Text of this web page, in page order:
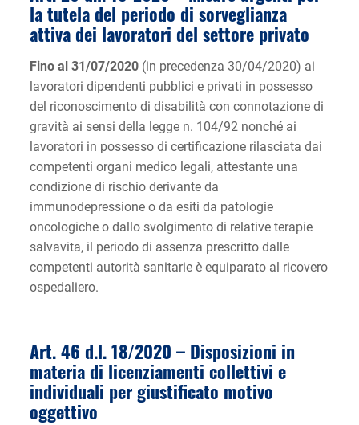
la tutela del periodo di sorveglianza
attiva dei lavoratori del settore privato
Fino al 31/07/2020(in precedenza 30/04/2020) ai
lavoratori dipendenti pubblici e privati in possesso
del riconoscimento di disabilità con connotazione di
gravità ai sensi della legge n. 104/92 nonché ai
lavoratori in possesso di certificazione rilasciata dai
competenti organi medico legali, attestante una
condizione di rischio derivante da
immunodepressione o da esiti da patologie
oncologiche o dallo svolgimento di relative terapie
salvavita, il periodo di assenza prescritto dalle
competenti autorità sanitarie è equiparato al ricovero
ospedaliero.
Art. 46 d.l. 18/2020 – Disposizioni in
materia di licenziamenti collettivi e
individuali per giustificato motivo
oggettivo